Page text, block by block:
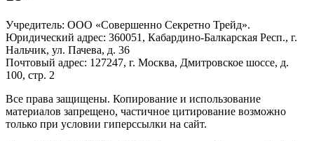
Учредитель: ООО «Совершенно Секретно Трейд».
Юридический адрес: 360051, Кабардино-Балкарская Респ., г.
Нальчик, ул. Пачева, д. 36
Почтовый адрес: 127247, г. Москва, Дмитровское шоссе, д.
100, стр. 2
Все права защищены. Копирование и использование
материалов запрещено, частичное цитирование возможно
только при условии гиперссылки на сайт.